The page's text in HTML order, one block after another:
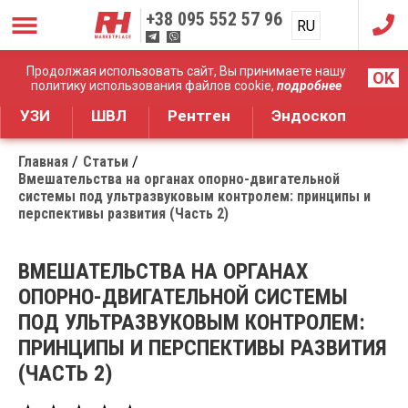
Продолжая использовать сайт, Вы принимаете нашу
политику использования файлов cookie, подробнее OK
+38 095 552 57 96 RU
UA
Дистрибуция медицинского оборудования
УЗИ ШВЛ Рентген Эндоскоп
Главная
Статьи
Вмешательства на органах опорно-двигательной
системы под ультразвуковым контролем: принципы и
перспективы развития (Часть 2)
ВМЕШАТЕЛЬСТВА НА ОРГАНАХ
ОПОРНО-ДВИГАТЕЛЬНОЙ СИСТЕМЫ
ПОД УЛЬТРАЗВУКОВЫМ КОНТРОЛЕМ:
ПРИНЦИПЫ И ПЕРСПЕКТИВЫ РАЗВИТИЯ
(ЧАСТЬ 2)